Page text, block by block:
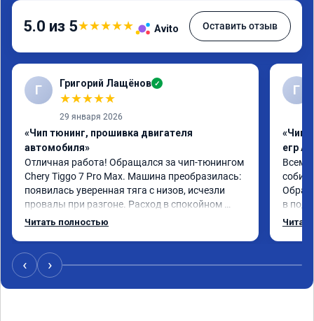
5.0 из 5★★★★★ Avito Оставить отзыв
Г Григорий Лащёнов ✓
★★★★★
29 января 2026
«Чип тюнинг, прошивка двигателя
автомобиля»
Отличная работа! Обращался за чип-тюнингом
Chery Tiggo 7 Pro Max. Машина преобразилась:
появилась уверенная тяга с низов, исчезли
провалы при разгоне. Расход в спокойном
режиме даже немного снизился. Все сделали
Читать полностью
Г
«Чип
егр
Всем
в
‹ ›